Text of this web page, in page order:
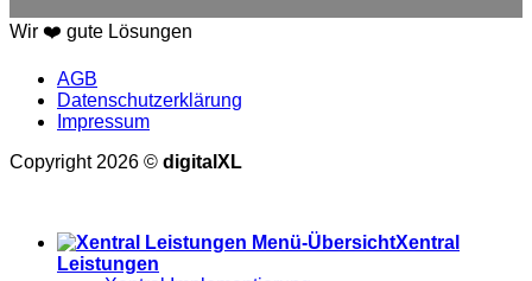
Wir ❤️ gute Lösungen
AGB
Datenschutzerklärung
Impressum
Copyright 2026 © digitalXL
Xentral
Leistungen